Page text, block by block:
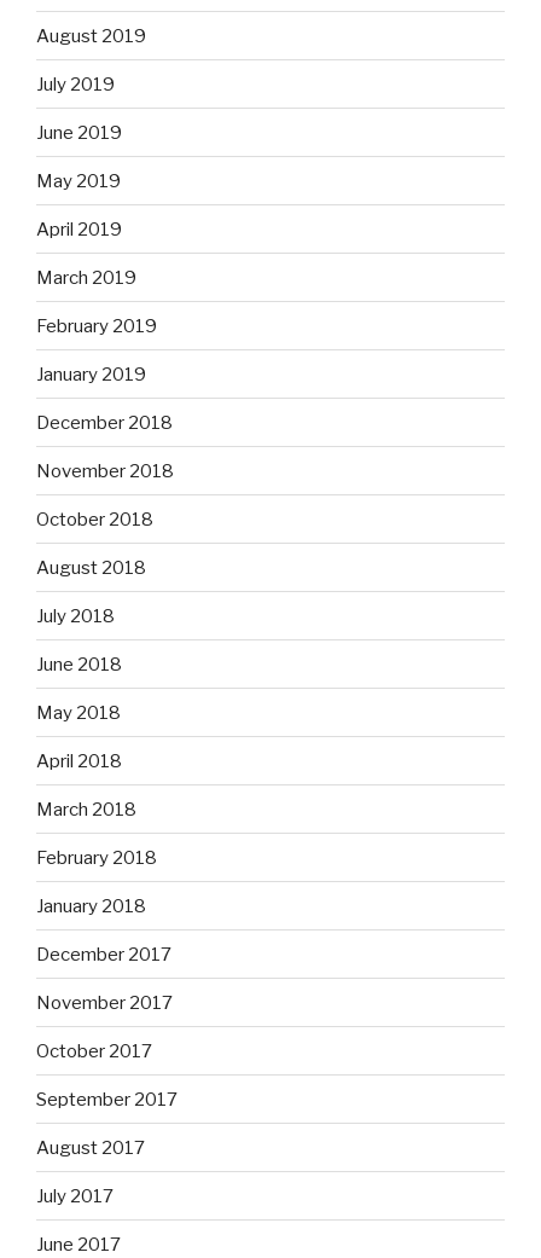
August 2019
July 2019
June 2019
May 2019
April 2019
March 2019
February 2019
January 2019
December 2018
November 2018
October 2018
August 2018
July 2018
June 2018
May 2018
April 2018
March 2018
February 2018
January 2018
December 2017
November 2017
October 2017
September 2017
August 2017
July 2017
June 2017